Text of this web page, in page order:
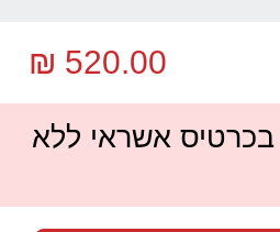
520.00 ₪
שווים בכרטיס אשראי ללא